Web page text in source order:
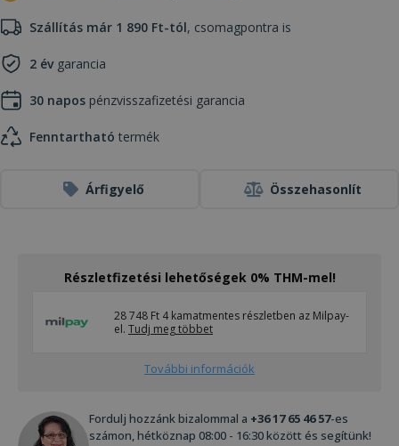
Szállítás már 1 890 Ft-tól, csomagpontra is
2 évgarancia
30 napos pénzvisszafizetési garancia
Fenntartható termék
Árfigyelő Összehasonlít
Részletfizetési lehetőségek 0% THM-mel!
28 748 Ft 4 kamatmentes részletben az Milpay-
el. Tudj meg többet
További információk
Fordulj hozzánk bizalommal a +36 17 65 46 57-es
számon, hétköznap 08:00 - 16:30 között és segítünk!